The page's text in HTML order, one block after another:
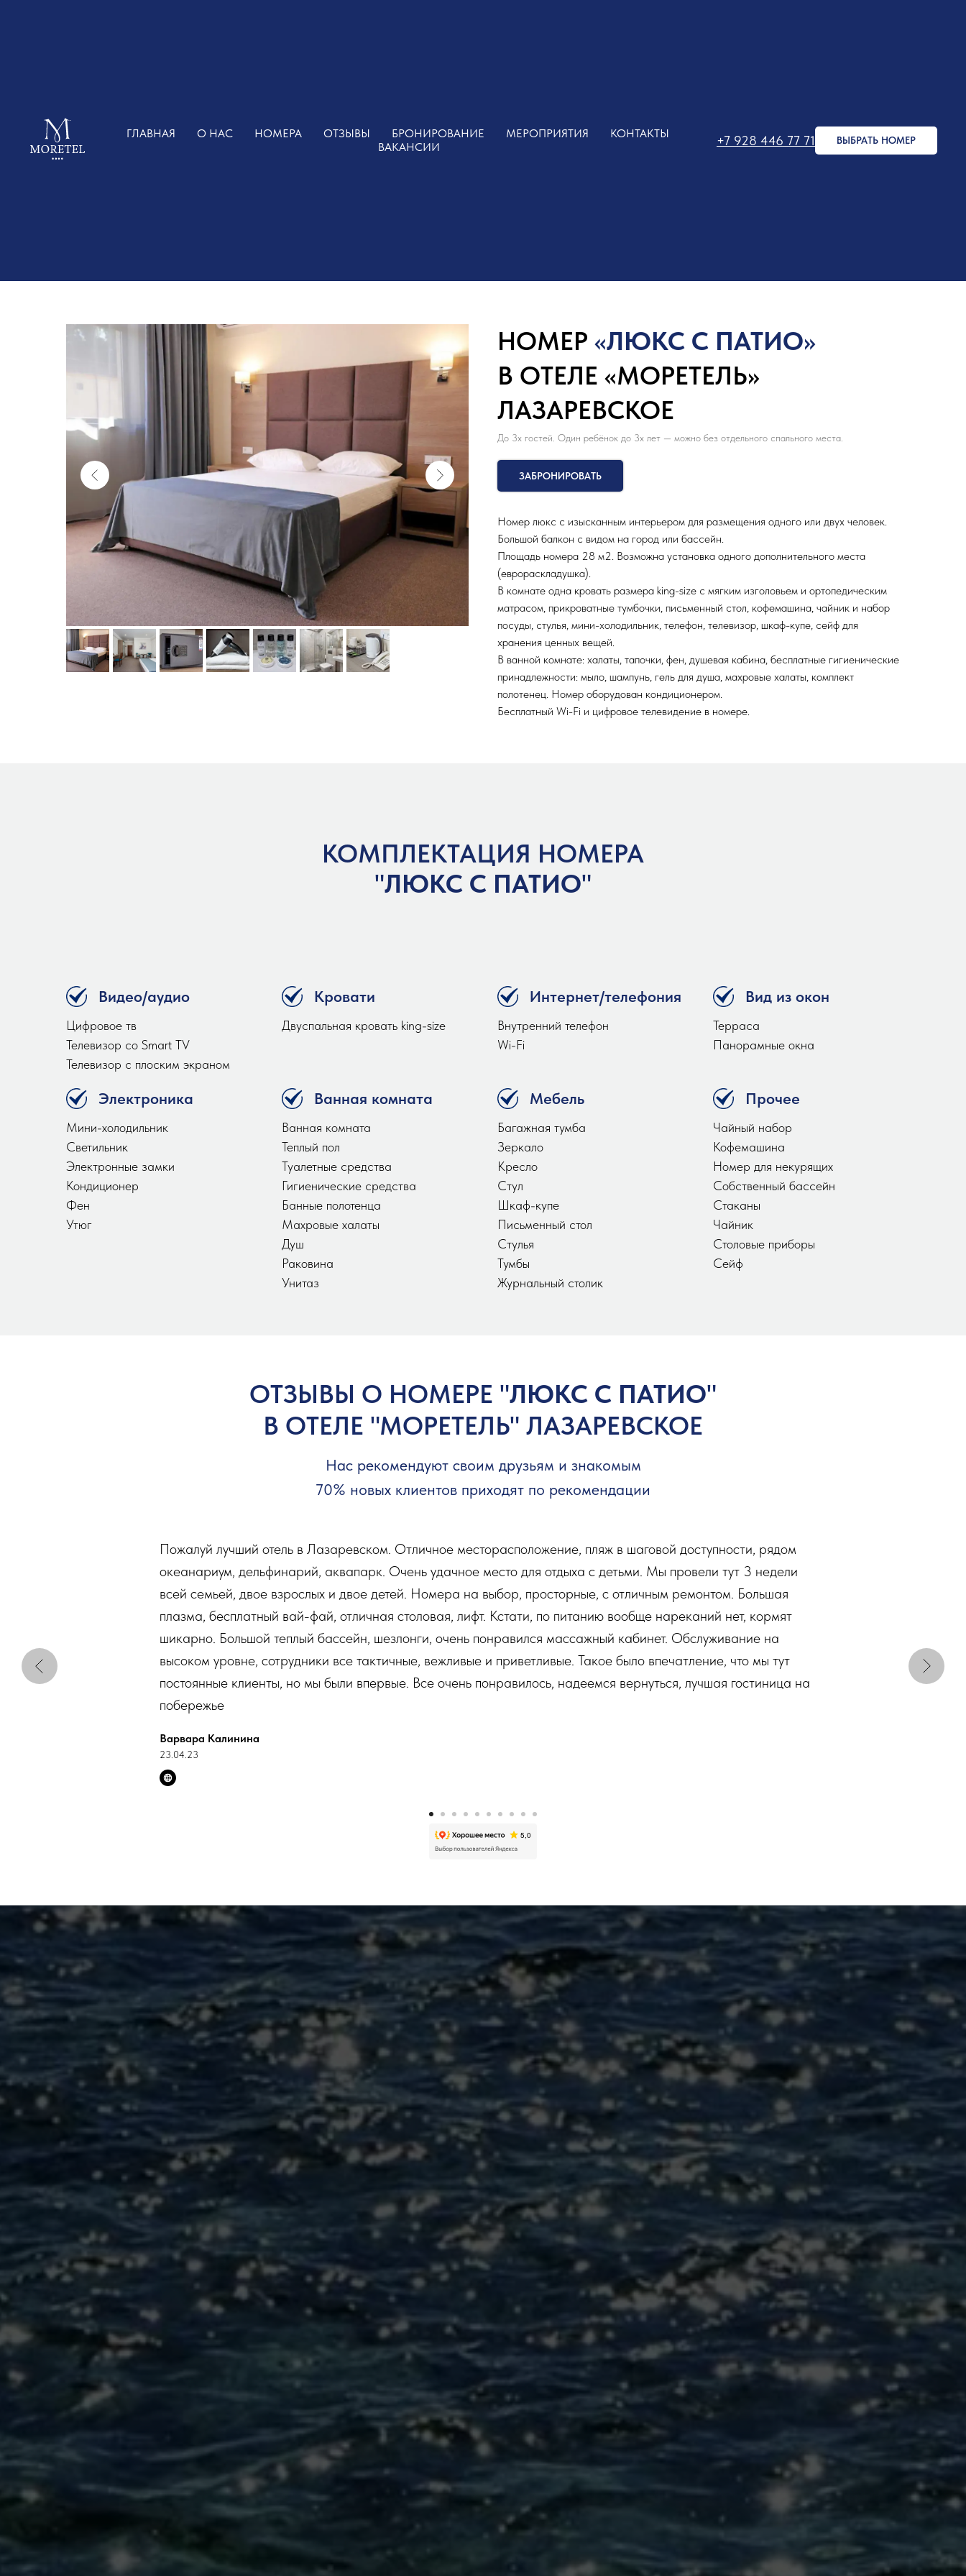
ГЛАВНАЯ О НАС НОМЕРА ОТЗЫВЫ БРОНИРОВАНИЕ МЕРОПРИЯТИЯ
КОНТАКТЫ
ВАКАНСИИ
+7 928 446 77 71 ВЫБРАТЬ НОМЕР
НОМЕР «ЛЮКС С ПАТИО»
В ОТЕЛЕ «МОРЕТЕЛЬ»
ЛАЗАРЕВСКОЕ
До 3х гостей. Один ребёнок до 3х лет — можно без отдельного спального места.
ЗАБРОНИРОВАТЬ
Номер люкс с изысканным интерьером для размещения одного или двух человек.
Большой балкон с видом на город или бассейн.
Площадь номера 28 м2. Возможна установка одного дополнительного места
(еврораскладушка).
В комнате одна кровать размера king-size с мягким изголовьем и ортопедическим
матрасом, прикроватные тумбочки, письменный стол, кофемашина, чайник и набор
посуды, стулья, мини-холодильник, телефон, телевизор, шкаф-купе, сейф для
хранения ценных вещей.
В ванной комнате: халаты, тапочки, фен, душевая кабина, бесплатные гигиенические
принадлежности: мыло, шампунь, гель для душа, махровые халаты, комплект
полотенец. Номер оборудован кондиционером.
Бесплатный Wi-Fi и цифровое телевидение в номере.
КОМПЛЕКТАЦИЯ НОМЕРА
"ЛЮКС С ПАТИО"
Видео/аудио
Цифровое тв
Телевизор со Smart TV
Телевизор с плоским экраном
Кровати
Двуспальная кровать king-size
Интернет/телефония
Внутренний телефон
Wi-Fi
Вид из окон
Терраса
Панорамные окна
Электроника
Мини-холодильник
Светильник
Электронные замки
Кондиционер
Фен
Утюг
Ванная комната
Ванная комната
Теплый пол
Туалетные средства
Гигиенические средства
Банные полотенца
Махровые халаты
Душ
Раковина
Унитаз
Мебель
Багажная тумба
Зеркало
Кресло
Стул
Шкаф-купе
Письменный стол
Стулья
Тумбы
Журнальный столик
Прочее
Чайный набор
Кофемашина
Номер для некурящих
Собственный бассейн
Стаканы
Чайник
Столовые приборы
Сейф
ОТЗЫВЫ О НОМЕРЕ "ЛЮКС С ПАТИО"
В ОТЕЛЕ "МОРЕТЕЛЬ" ЛАЗАРЕВСКОЕ
Нас рекомендуют своим друзьям и знакомым
70% новых клиентов приходят по рекомендации
Пожалуй лучший отель в Лазаревском. Отличное месторасположение, пляж в шаговой доступности, рядом
океанариум, дельфинарий, аквапарк. Очень удачное место для отдыха с детьми. Мы провели тут 3 недели
всей семьей, двое взрослых и двое детей. Номера на выбор, просторные, с отличным ремонтом. Большая
плазма, бесплатный вай-фай, отличная столовая, лифт. Кстати, по питанию вообще нареканий нет, кормят
шикарно. Большой теплый бассейн, шезлонги, очень понравился массажный кабинет. Обслуживание на
высоком уровне, сотрудники все тактичные, вежливые и приветливые. Такое было впечатление, что мы тут
постоянные клиенты, но мы были впервые. Все очень понравилось, надеемся вернуться, лучшая гостиница на
побережье
Варвара Калинина
23.04.23